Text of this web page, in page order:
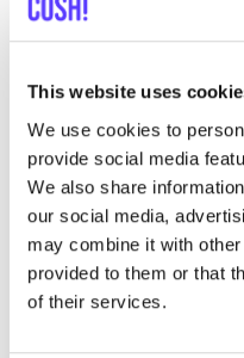
This website uses
We use cookies to
provide social media
We also share
our social media,
may combine it with
provided to them or that
of their services.